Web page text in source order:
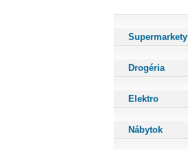
Supermarkety
Drogéria
Elektro
Nábytok